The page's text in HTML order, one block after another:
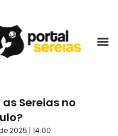
Sereias no
2025 | 14:00